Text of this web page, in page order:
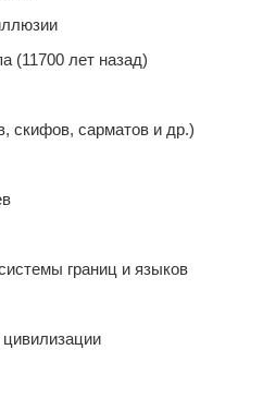
(11700 лет назад)
скифов, сарматов и др.)
границ и языков